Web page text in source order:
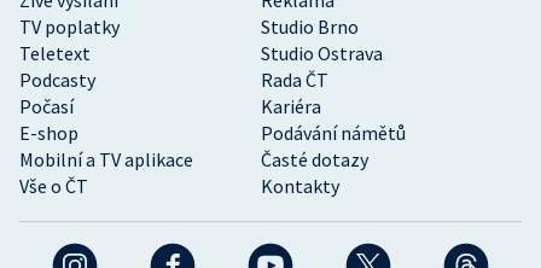
TV poplatky
Studio Brno
Teletext
Studio Ostrava
Podcasty
Rada ČT
Počasí
Kariéra
E-shop
Podávání námětů
Mobilní a TV aplikace
Časté dotazy
Vše o ČT
Kontakty